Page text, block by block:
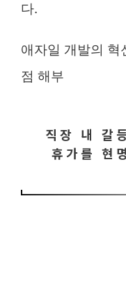
다.
애자일 개발의 혁
점 해부
직장 내 갈
휴가를 현